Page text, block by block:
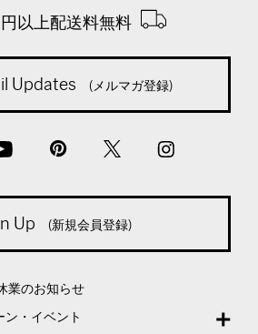
以上配送料無料
Updates (メルマガ登録)
Up (新規会員登録)
業のお知らせ
ン・イベント